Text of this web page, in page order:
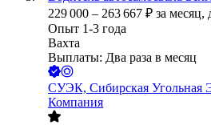
229 000 – 263 667 ₽ за месяц,
Опыт 1-3 года
Вахта
Выплаты: Два раза в месяц
СУЭК, Сибирская Угольная
Компания